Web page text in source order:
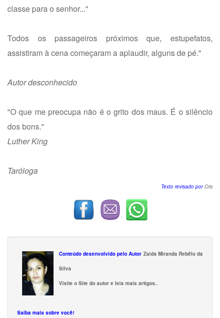
classe para o senhor..."
Todos os passageiros próximos que, estupefatos,
assistiram à cena começaram a aplaudir, alguns de pé."
Autor desconhecido
"O que me preocupa não é o grito dos maus. É o silêncio
dos bons."
Luther King
Taróloga
Texto revisado porCris
Conteúdo desenvolvido pelo Autor Zaida Miranda Rebêlo da
Silva
Visite o Site do autor e leia mais artigos..
Saiba mais sobre você!